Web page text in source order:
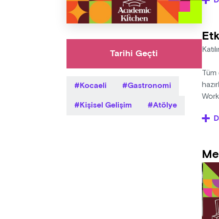
Tarihi Geçti
Kocaeli
Gastronomi
Kişisel Gelişim
Atölye
2.
Düz
3.